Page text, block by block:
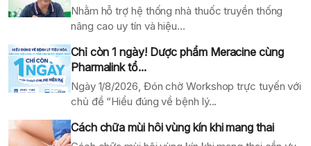
Nhằm hỗ trợ hệ thống nhà thuốc truyền thống
nâng cao uy tín và hiệu...
Chỉ còn 1 ngày! Dược phẩm Meracine cùng
Pharmalink tổ...
Ngày 1/8/2026, Đón chờ Workshop trực tuyến với
chủ đề “Hiểu đúng về bệnh lý...
Cách chữa mùi hôi vùng kín khi mang thai